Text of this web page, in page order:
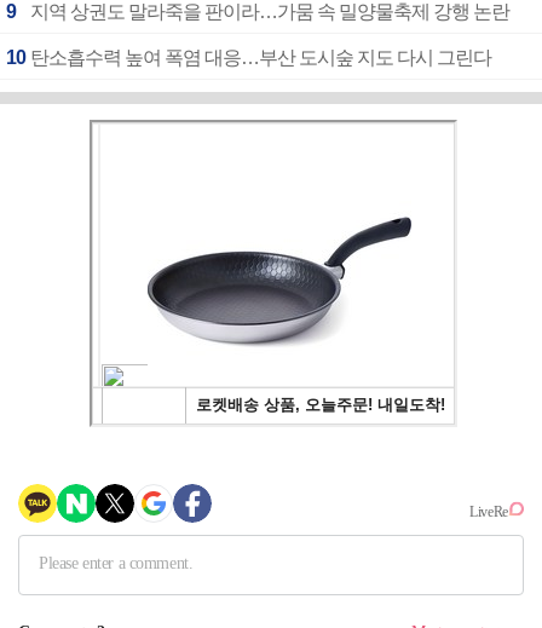
9 지역 상권도 말라죽을 판이라…가뭄 속 밀양물축제 강행 논란
10 탄소흡수력 높여 폭염 대응…부산 도시숲 지도 다시 그린다